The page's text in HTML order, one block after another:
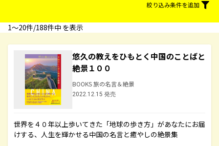
絞り込み条件を追加
1〜20件/188件中 を表示
悠久の教えをひもとく中国のことばと
絶景１００
BOOKS 旅の名言＆絶景
2022.12.15 発売
世界を４０年以上歩いてきた「地球の歩き方」があなたにお届
けする、人生を輝かせる中国の名言と癒やしの絶景集